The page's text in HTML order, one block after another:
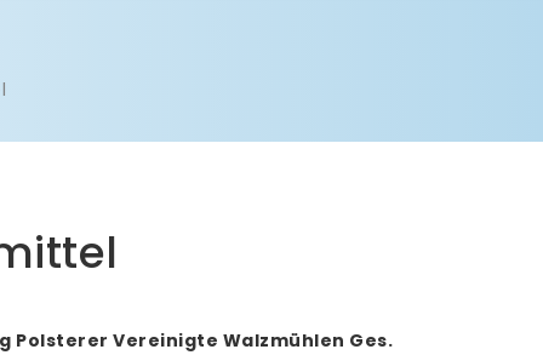
Polsterer Vereinigte Walzmühlen Ges.